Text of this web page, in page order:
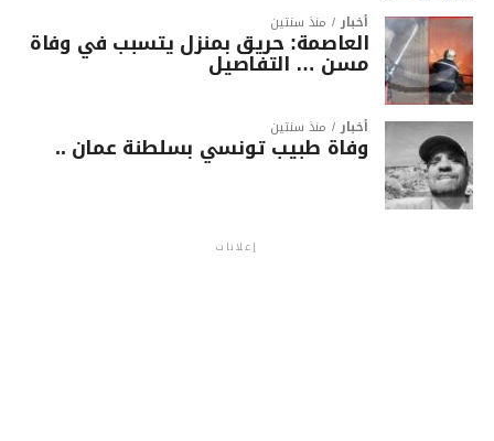
أخبار منذ سنتين
العاصمة: حريق بمنزل يتسبب في وفاة
مسن … التفاصيل
أخبار منذ سنتين
وفاة طبيب تونسي بسلطنة عمان ..
إعلانات